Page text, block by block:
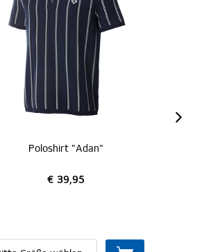
Poloshirt "Adan"
€ 39,95